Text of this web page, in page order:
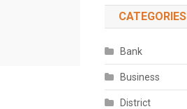
CATEGORIES
Bank
Business
District